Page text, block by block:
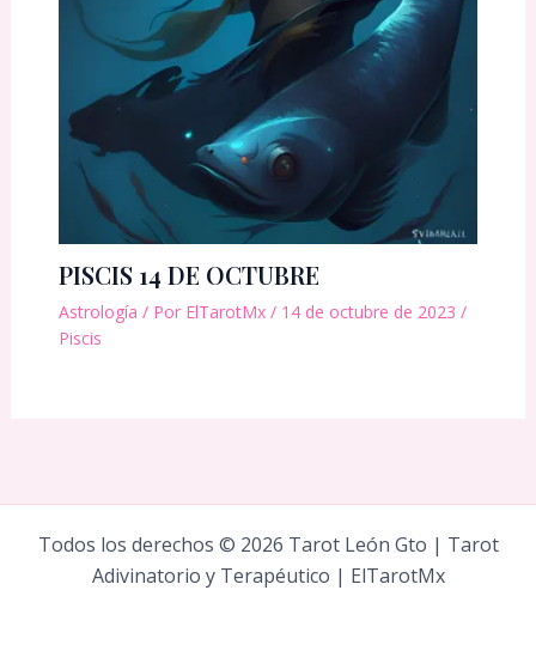
PISCIS 14 DE OCTUBRE
Astrología / Por ElTarotMx / 14 de octubre de 2023 /
Piscis
Todos los derechos © 2026 Tarot León Gto | Tarot
Adivinatorio y Terapéutico | ElTarotMx